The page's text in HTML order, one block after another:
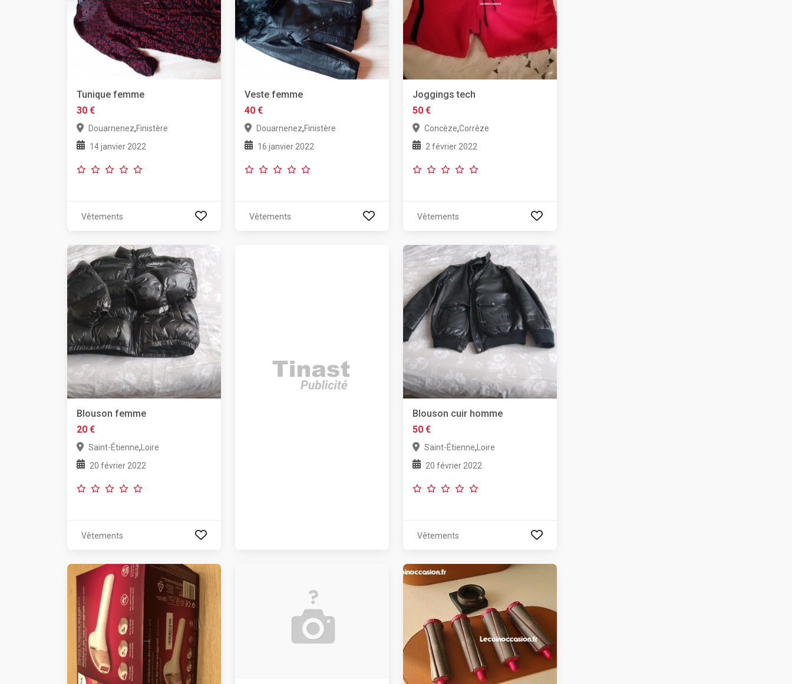
Tunique femme
30 €
Douarnenez,Finistère
14 janvier 2022
Vêtements
Veste femme
40 €
Douarnenez,Finistère
16 janvier 2022
Vêtements
Joggings tech
50 €
Concèze,Corrèze
2 février 2022
Vêtements
Blouson femme
20 €
Saint-Étienne, Loire
20 février 2022
Vêtements
Blouson cuir homme
50 €
Saint-Étienne,Loire
20 février 2022
Vêtements